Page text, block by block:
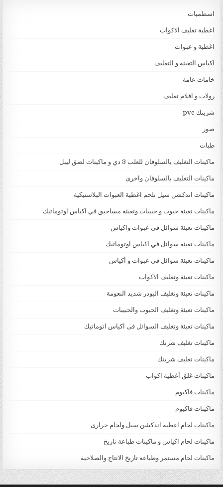
اسطمبات
اغطية تغليف الاكواب
اغطية و عبوات
اكياس التعبئة و التغليف
خامات عامة
رولات و افلام تغليف
شرينك pvc
صور
طبات
ماكينات التغليف بالسلوفان للعلب 3 دي و ماكينات لصق ليبل
ماكينات التغليف بالسلوفان واخرى
ماكينات اندكشن سيل تلحم اغطية العبوات البلاستيكية
ماكينات تعبئة حبوب و حبيبات وتعبئة مساحيق في اكياس اوتوماتيك
ماكينات تعبئة سوائل فى عبوات واكياس
ماكينات تعبئة سوائل في اكياس اوتوماتيك
ماكينات تعبئة سوائل في عبوات و أكياس
ماكينات تعبئة وتغليف الاكواب
ماكينات تعبئة وتغليف البودر شديد النعومة
ماكينات تعبئة وتغليف الحبوب والحبيبات
ماكينات تعبئة وتغليف السوائل فى اكياس اتوماتيك
ماكينات تغليف شرنك
ماكينات تغليف شرينك
ماكينات غلق أغطية اكواب
ماكينات فاكيوم
ماكينات فاكيوم
ماكينات لحام اغطية اندكشن سيل ولحام حرارى
ماكينات لحام اكياس و ماكينات طباعة تاريخ
ماكينات لحام مستمر وطباعه تاريخ الانتاج والصلاحية